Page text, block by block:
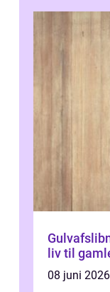
liv til
08 juni 2026